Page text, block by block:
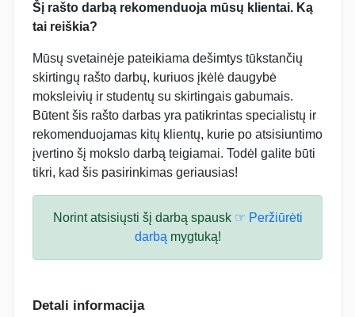
Šį rašto darbą rekomenduoja mūsų klientai. Ką
tai reiškia?
Mūsų svetainėje pateikiama dešimtys tūkstančių
skirtingų rašto darbų, kuriuos įkėlė daugybė
moksleivių ir studentų su skirtingais gabumais.
Būtent šis rašto darbas yra patikrintas specialistų ir
rekomenduojamas kitų klientų, kurie po atsisiuntimo
įvertino šį mokslo darbą teigiamai. Todėl galite būti
tikri, kad šis pasirinkimas geriausias!
Norint atsisiųsti šį darbą spausk ☞ Peržiūrėti
darbąmygtuką!
Detali informacija